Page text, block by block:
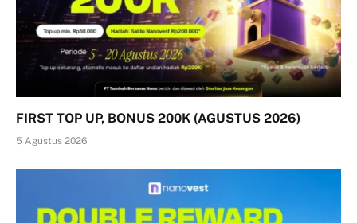
FIRST TOP UP, BONUS 200K (AGUSTUS 2026)
5 Agustus 2026